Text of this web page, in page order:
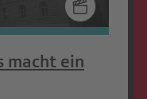
macht ein